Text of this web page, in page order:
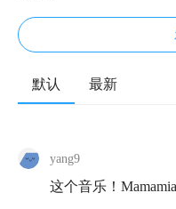
本月的知行信箱，我
默认 最新
yang9
这个音乐！